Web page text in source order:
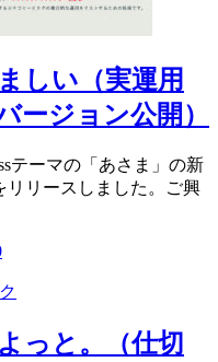
しい（実運用
ージョン公開）
テーマの「あさま」の新
リリースしました。ご興
っと。（仕切